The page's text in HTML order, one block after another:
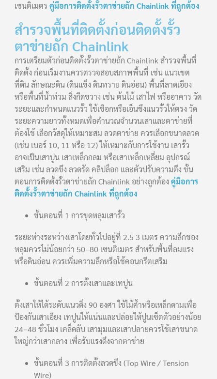
เซนติเมตร คู่มือการติดตั้งรั้วตาข่ายถัก Chainlink ที่ถูกต้อง
สำรวจพื้นที่ติดตั้งก่อนติดตั้งรั้ว
ตาข่ายถัก Chainlink
การเตรียมตัวก่อนติดตั้งรั้วตาข่ายถัก Chainlink สำรวจพื้นที่
ติดตั้ง ก่อนเริ่มงานควรตรวจสอบสภาพพื้นที่ เช่น แนวเขต
ที่ดิน ลักษณะดิน (ดินแข็ง ดินทราย ดินอ่อน) พื้นที่ลาดเอียง
หรือพื้นที่น้ำท่วม สิ่งกีดขวาง เช่น ต้นไม้ เสาไฟ หรืออาคาร วัด
ระยะและกำหนดแนวรั้ว ใช้เชือกหรือเอ็นขึงแนวรั้วให้ตรง วัด
ระยะความยาวทั้งหมดเพื่อคำนวณจำนวนเสาและตาข่ายที่
ต้องใช้ เลือกวัสดุให้เหมาะสม ลวดตาข่าย ควรเลือกขนาดลวด
(เช่น เบอร์ 10, 11 หรือ 12) ให้เหมาะกับการใช้งาน เสารั้ว
อาจเป็นเสาปูน เสาเหล็กกลม หรือเสาเหล็กเหลี่ยม อุปกรณ์
เสริม เช่น ลวดขึง ลวดรัด คลิปล็อก และตัวปรับความตึง ขั้น
ตอนการติดตั้งรั้วตาข่ายถัก Chainlink อย่างถูกต้อง คู่มือการ
ติดตั้งรั้วตาข่ายถัก Chainlink ที่ถูกต้อง
ขั้นตอนที่ 1 การขุดหลุมเสารั้ว
ระยะห่างระหว่างเสาโดยทั่วไปอยู่ที่ 2.5 3 เมตร ความลึกของ
หลุมควรไม่น้อยกว่า 50–80 เซนติเมตร สำหรับพื้นที่ลมแรง
หรือดินอ่อน ควรเพิ่มความลึกหรือใช้คอนกรีตเสริม
ขั้นตอนที่ 2 การตั้งเสาและเทปูน
ตั้งเสาให้ได้ระดับแนวดิ่ง 90 องศา ใช้ไม้ค้ำหรือเหล็กดามเพื่อ
ป้องกันเสาเอียง เทปูนให้แน่นและปล่อยให้ปูนเซ็ตตัวอย่างน้อย
24–48 ชั่วโมง เคล็ดลับ เสามุมและเสาปลายควรใช้เสาขนาด
ใหญ่กว่าเสากลาง เพื่อรับแรงดึงจากตาข่าย
ขั้นตอนที่ 3 การติดตั้งลวดขึง (Top Wire / Tension
Wire)